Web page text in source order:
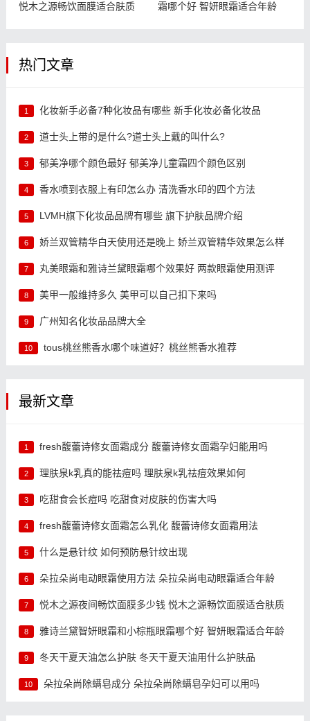
悦木之源畅饮面膜适合肤质
霜哪个好 智妍眼霜适合年龄
热门文章
1 化妆新手必备7种化妆品有哪些 新手化妆必备化妆品
2 道士头上带的是什么?道士头上戴的叫什么?
3 郁美净哪个颜色最好 郁美净儿童霜四个颜色区别
4 香水喷到衣服上有印怎么办 清洗香水印的四个方法
5 LVMH旗下化妆品品牌有哪些 旗下护肤品牌介绍
6 娇兰双管精华白天使用还是晚上 娇兰双管精华效果怎么样
7 丸美眼霜和雅诗兰黛眼霜哪个效果好 两款眼霜使用测评
8 美甲一般维持多久 美甲可以自己扣下来吗
9 广州知名化妆品品牌大全
10 tous桃丝熊香水哪个味道好？桃丝熊香水推荐
最新文章
1 fresh馥蕾诗修女面霜成分 馥蕾诗修女面霜孕妇能用吗
2 理肤泉k乳真的能祛痘吗 理肤泉k乳祛痘效果如何
3 吃甜食会长痘吗 吃甜食对皮肤的伤害大吗
4 fresh馥蕾诗修女面霜怎么乳化 馥蕾诗修女面霜用法
5 什么是悬针纹 如何预防悬针纹出现
6 朵拉朵尚电动眼霜使用方法 朵拉朵尚电动眼霜适合年龄
7 悦木之源夜间畅饮面膜多少钱 悦木之源畅饮面膜适合肤质
8 雅诗兰黛智妍眼霜和小棕瓶眼霜哪个好 智妍眼霜适合年龄
9 冬天干夏天油怎么护肤 冬天干夏天油用什么护肤品
10 朵拉朵尚除螨皂成分 朵拉朵尚除螨皂孕妇可以用吗